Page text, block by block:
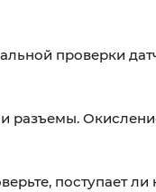
проверки
разъемы.
поступает